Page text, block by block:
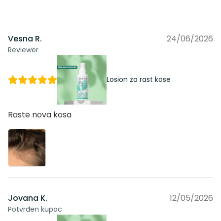
Vesna R.
Reviewer
24/06/2026
Losion za rast kose
Raste nova kosa
Jovana K.
Potvrđen kupac
12/05/2026